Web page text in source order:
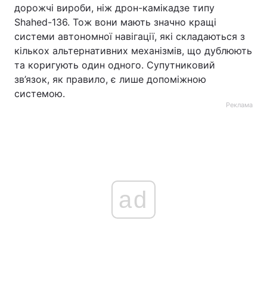
дорожчі вироби, ніж дрон-камікадзе типу
Shahed-136. Тож вони мають значно кращі
системи автономної навігації, які складаються з
кількох альтернативних механізмів, що дублюють
та коригують один одного. Супутниковий
зв’язок, як правило, є лише допоміжною
системою.
Реклама
ad